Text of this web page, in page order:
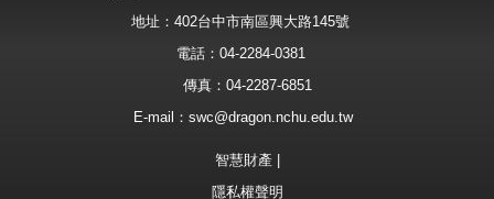
地址：402台中市南區興大路145號
電話：04-2284-0381
傳真：04-2287-6851
E-mail： swc@dragon.nchu.edu.tw
智慧財產
隱私權聲明